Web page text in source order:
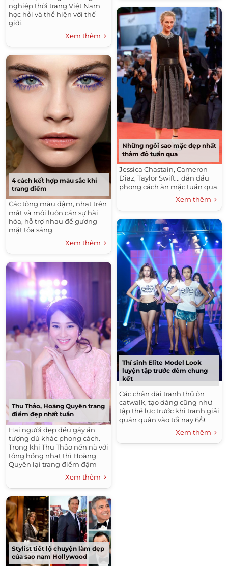
nghiệp thời trang Việt Nam
học hỏi và thể hiện với thế
giới.
Xem thêm
4 cách kết hợp màu sắc khi
trang điểm
Các tông màu đậm, nhạt trên
mắt và môi luôn cần sự hài
hòa, hỗ trợ nhau để gương
mặt tỏa sáng.
Xem thêm
Thu Thảo, Hoàng Quyên trang
điểm đẹp nhất tuần
Hai người đẹp đều gây ấn
tượng dù khác phong cách.
Trong khi Thu Thảo nền nã với
tông hồng nhạt thì Hoàng
Quyên lại trang điểm đậm
Xem thêm
Stylist tiết lộ chuyện làm đẹp
của sao nam Hollywood
Những ngôi sao mặc đẹp nhất
thảm đỏ tuần qua
Jessica Chastain, Cameron
Diaz, Taylor Swift... dẫn đầu
phong cách ăn mặc tuần qua.
Xem thêm
Thí sinh Elite Model Look
luyện tập trước đêm chung
kết
Các chân dài tranh thủ ôn
catwalk, tạo dáng cũng như
tập thể lực trước khi tranh giải
quán quân vào tối nay 6/9.
Xem thêm